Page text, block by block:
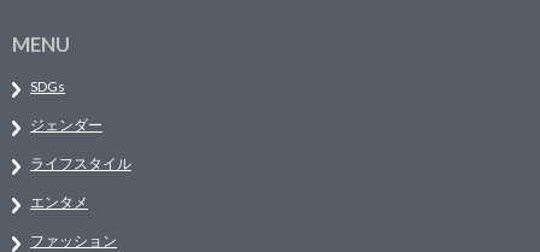
MENU
SDGs
ジェンダー
ライフスタイル
エンタメ
ファッション